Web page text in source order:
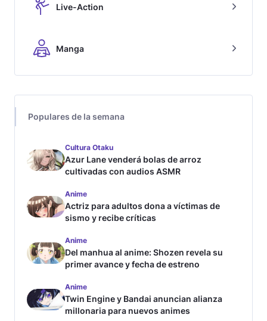
Live-Action
Manga
Populares de la semana
Cultura Otaku
Azur Lane venderá bolas de arroz
cultivadas con audios ASMR
Anime
Actriz para adultos dona a víctimas de
sismo y recibe críticas
Anime
Del manhua al anime: Shozen revela su
primer avance y fecha de estreno
Anime
Twin Engine y Bandai anuncian alianza
millonaria para nuevos animes